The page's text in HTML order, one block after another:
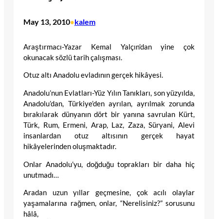
May 13, 2010•kalem
Araştırmacı-Yazar Kemal Yalçın’dan yine çok
okunacak sözlü tarih çalışması.
Otuz altı Anadolu evladının gerçek hikâyesi.
Anadolu’nun Evlatları-Yüz Yılın Tanıkları, son yüzyılda,
Anadolu’dan, Türkiye’den ayrılan, ayrılmak zorunda
bırakılarak dünyanın dört bir yanına savrulan Kürt,
Türk, Rum, Ermeni, Arap, Laz, Zaza, Süryani, Alevi
insanlardan otuz altısının gerçek hayat
hikâyelerinden oluşmaktadır.
Onlar Anadolu’yu, doğduğu toprakları bir daha hiç
unutmadı…
Aradan uzun yıllar geçmesine, çok acılı olaylar
yaşamalarına rağmen, onlar, “Nerelisiniz?” sorusunu
hâlâ,